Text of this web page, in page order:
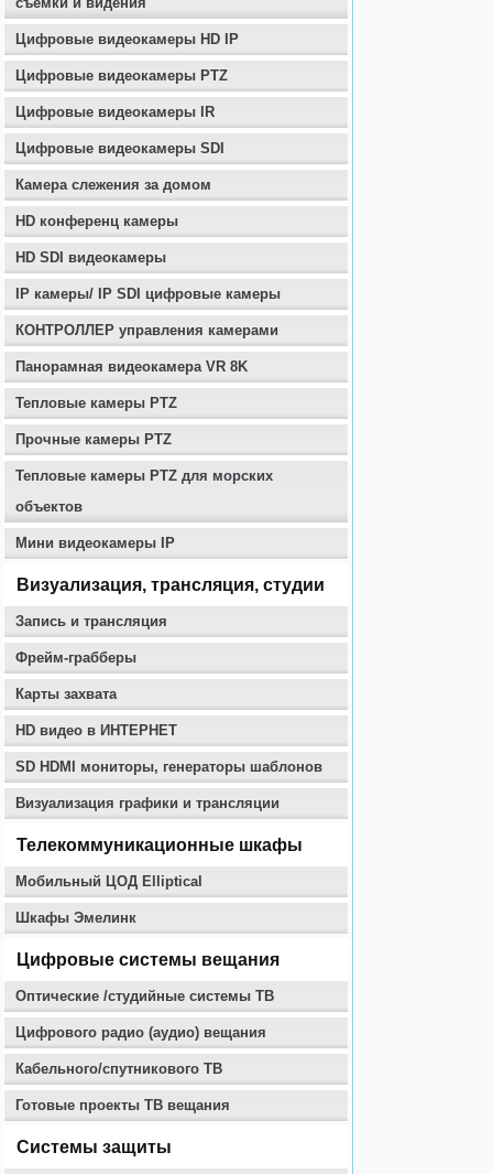
Цифровые видеокамеры HD IP
Цифровые видеокамеры PTZ
Цифровые видеокамеры IR
Цифровые видеокамеры SDI
Камера слежения за домом
HD конференц камеры
HD SDI видеокамеры
IP камеры/ IP SDI цифровые камеры
КОНТРОЛЛЕР управления камерами
Панорамная видеокамера VR 8K
Тепловые камеры PTZ
Прочные камеры PTZ
Тепловые камеры PTZ для морских
объектов
Мини видеокамеры IP
Визуализация, трансляция, студии
Запись и трансляция
Фрейм-грабберы
Карты захвата
HD видео в ИНТЕРНЕТ
SD HDMI мониторы, генераторы шаблонов
Визуализация графики и трансляции
Телекоммуникационные шкафы
Мобильный ЦОД Elliptical
Шкафы Эмелинк
Цифровые системы вещания
Оптические /студийные системы ТВ
Цифрового радио (аудио) вещания
Кабельного/спутникового ТВ
Готовые проекты ТВ вещания
Системы защиты